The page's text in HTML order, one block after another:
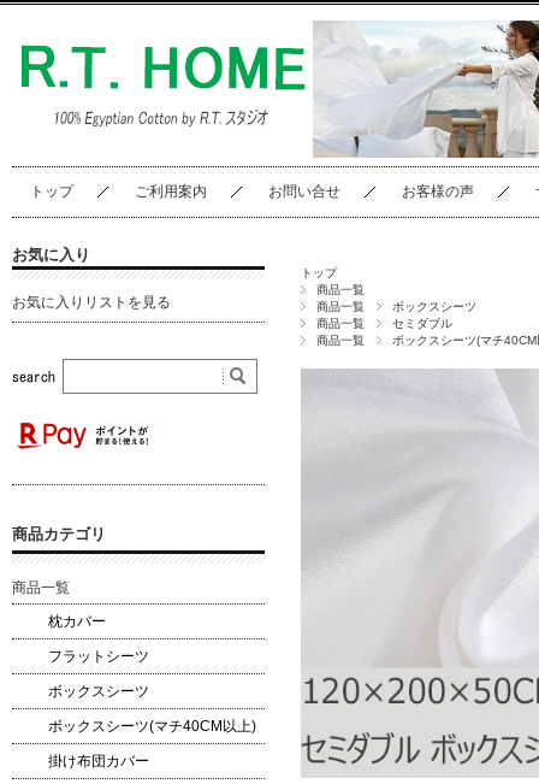
トップ ご利用案内 お問い合せ お客様の声
トップ
商品一覧
商品一覧
ボックスシーツ
商品一覧
セミダブル
商品一覧
ボックスシーツ(マチ40CM
お気に入り
お気に入りリストを見る
商品カテゴリ
商品一覧
枕カバー
フラットシーツ
ボックスシーツ
ボックスシーツ(マチ40CM以上)
掛け布団カバー